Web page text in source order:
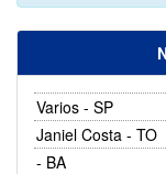
Varios - SP
Janiel Costa - TO
- BA